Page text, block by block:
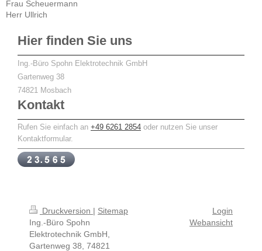
Frau Scheuermann
Herr Ullrich
Hier finden Sie uns
Ing.-Büro Spohn Elektrotechnik GmbH
Gartenweg 38
74821
Mosbach
Kontakt
Rufen Sie einfach an +49 6261 2854 oder nutzen Sie unser
Kontaktformular.
Druckversion | Sitemap
Ing.-Büro Spohn
Elektrotechnik GmbH,
Gartenweg 38, 74821
Login
Webansicht